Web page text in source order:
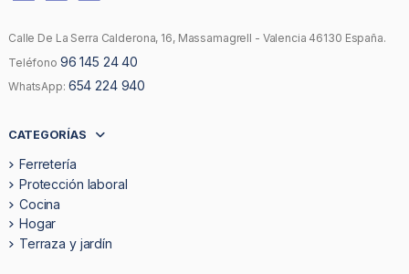
Calle De La Serra Calderona, 16, Massamagrell - Valencia 46130 España.
Teléfono 96 145 24 40
WhatsApp: 654 224 940
CATEGORÍAS
Ferretería
Protección laboral
Cocina
Hogar
Terraza y jardín